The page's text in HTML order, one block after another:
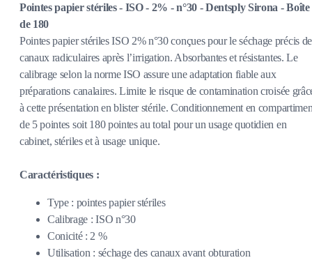
Pointes papier stériles - ISO - 2% - n°30 - Dentsply Sirona - Boîte
de 180
Pointes papier stériles ISO 2% n°30 conçues pour le séchage précis
canaux radiculaires après l’irrigation. Absorbantes et résistantes. Le
calibrage selon la norme ISO assure une adaptation fiable aux
préparations canalaires. Limite le risque de contamination croisée
à cette présentation en blister stérile. Conditionnement en
de 5 pointes soit 180 pointes au total pour un usage quotidien en
cabinet, stériles et à usage unique.
Caractéristiques :
Type : pointes papier stériles
Calibrage : ISO n°30
Conicité : 2 %
Utilisation : séchage des canaux avant obturation